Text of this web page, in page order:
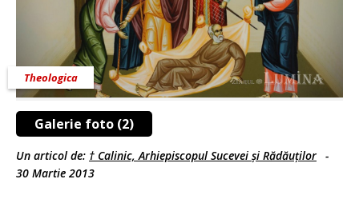
Galerie foto (2)
Theologica
Un articol de: † Calinic, Arhiepiscopul Sucevei și Rădăuților -
30 Martie 2013